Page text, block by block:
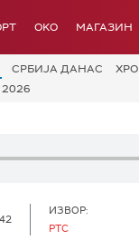
OKO МАГАЗИН
СРБИЈА ДАНАС
ИЗВОР:
РТС